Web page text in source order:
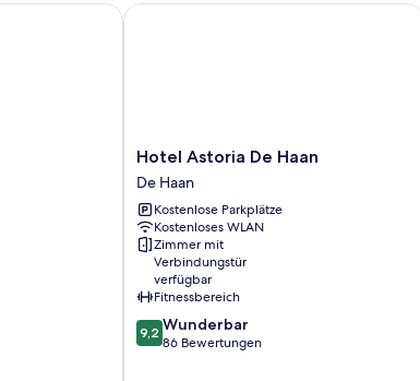
Hotel
Astoria
De
Haan
De
Haan
Hotel Astoria De Haan
De Haan
Kostenlose Parkplätze
Kostenloses WLAN
Zimmer mit
Verbindungstür
verfügbar
Fitnessbereich
9.2
von
9,2 Wunderbar
86 Bewertungen
Hotel Astoria De Haan